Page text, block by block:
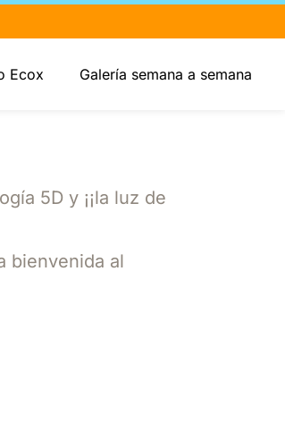
Ecox Galería semana a semana
5D y ¡¡la luz de
bienvenida al